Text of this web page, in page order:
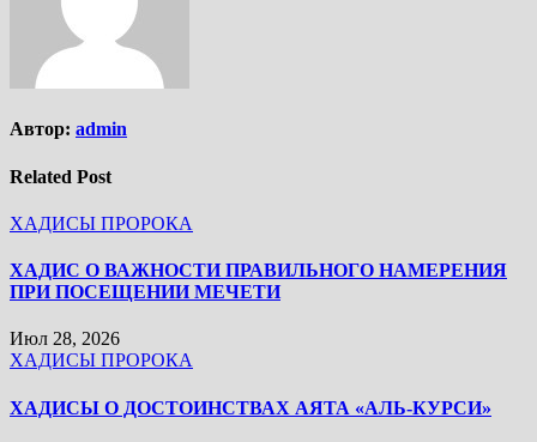
Автор: admin
Related Post
ХАДИСЫ ПРОРОКА
ХАДИС О ВАЖНОСТИ ПРАВИЛЬНОГО НАМЕРЕНИЯ
ПРИ ПОСЕЩЕНИИ МЕЧЕТИ
Июл 28, 2026
ХАДИСЫ ПРОРОКА
ХАДИСЫ О ДОСТОИНСТВАХ АЯТА «АЛЬ-КУРСИ»